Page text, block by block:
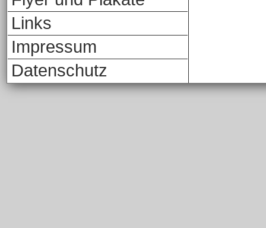
Links
Impressum
Datenschutz